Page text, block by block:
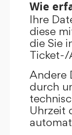
Wie
Ihre
diese
die Sie
Ticket-/
Andere
durch
Uhrzeit